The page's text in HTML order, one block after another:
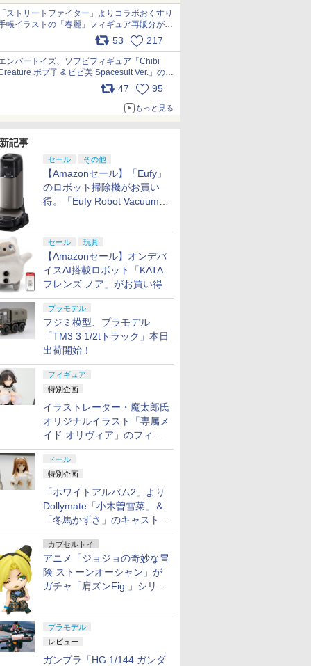
ストリートファイター」よりコラボおくすり
帳イラストの「春麗」フィギュア再販分が本
日出荷開始 pic.x.com/toUc1MHr41
53 217
ンバートイズ、ソフビフィギュア「Chibi
ポプ子 & ピピ美 Spacesuit Ver.」の発
売中止を発表 pic.x.com/Ri45iFeYjn
47 95
もっと見る
記事
セール その他
【Amazonセール】「Eufy」
のロボット掃除機がお買い
得。「Eufy Robot Vacuum
セール 玩具
【Amazonセール】オンデバ
イスAI搭載ロボット「KATA
フレンズ ノア」がお買い得
プラモデル
フジミ模型、プラモデル
「TM3 3 1/2tトラック」本日
出荷開始！
フィギュア
特別企画
イラストレーター・魔太郎氏
オリジナルイラスト「専属メ
イド オリヴィア」のフィギ
ュア彩色原型が東京フィギュ
アギャラリーにて展示中
ドール
特別企画
「ホワイトアルバム2」より
Dollymate「小木曽雪菜」＆
「冬馬かずさ」のキャストド
ール実物見本が東京フィギュ
アギャラリーにて展示中
カプセルトイ
アニメ「ジョジョの奇妙な冒
険 ストーンオーシャン」が
ガチャ「肩ズンFig.」シリー
プラモデル
レビュー
ガンプラ「HG 1/144 ガンダ